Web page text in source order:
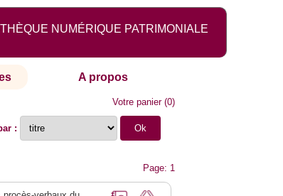
NUMÉRIQUE PATRIMONIALE
A propos
Votre panier(0)
:
Page: 1